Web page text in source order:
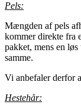
Pels:
Mængden af pels
kommer direkte fra
pakket, mens en
samme.
Vi anbefaler derfor
Hestehår: